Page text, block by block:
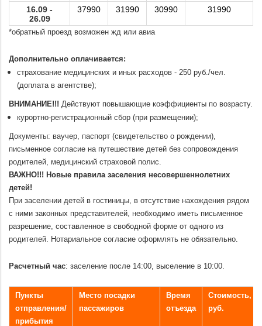
16.09 -
26.09
37990 31990 30990 31990
*обратный проезд возможен жд или авиа
Дополнительно оплачивается:
страхование медицинских и иных расходов - 250 руб./чел.
(доплата в агентстве);
ВНИМАНИЕ!!! Действуют повышающие коэффициенты по возрасту.
курортно-регистрационный сбор (при размещении);
Документы: ваучер, паспорт (свидетельство о рождении),
письменное согласие на путешествие детей без сопровождения
родителей, медицинский страховой полис.
ВАЖНО!!! Новые правила заселения несовершеннолетних
детей!
При заселении детей в гостиницы, в отсутствие нахождения рядом
с ними законных представителей, необходимо иметь письменное
разрешение, составленное в свободной форме от одного из
родителей. Нотариальное согласие оформлять не обязательно.
Расчетный час: заселение после 14:00, выселение в 10:00.
Пункты
отправления/
прибытия
Место посадки
пассажиров
Время
отъезда
Стоимость,
руб.